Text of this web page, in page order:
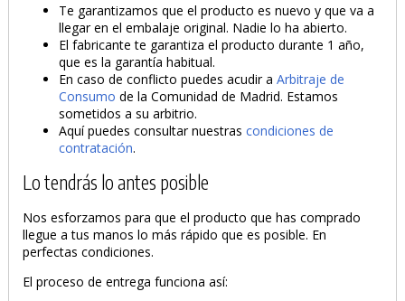
Te garantizamos que el producto es nuevo y que va a
llegar en el embalaje original. Nadie lo ha abierto.
El fabricante te garantiza el producto durante 1 año,
que es la garantía habitual.
En caso de conflicto puedes acudir aArbitraje de
Consumo de la Comunidad de Madrid. Estamos
sometidos a su arbitrio.
Aquí puedes consultar nuestrascondiciones de
contratación.
Lo tendrás lo antes posible
Nos esforzamos para que el producto que has comprado
llegue a tus manos lo más rápido que es posible. En
perfectas condiciones.
El proceso de entrega funciona así: